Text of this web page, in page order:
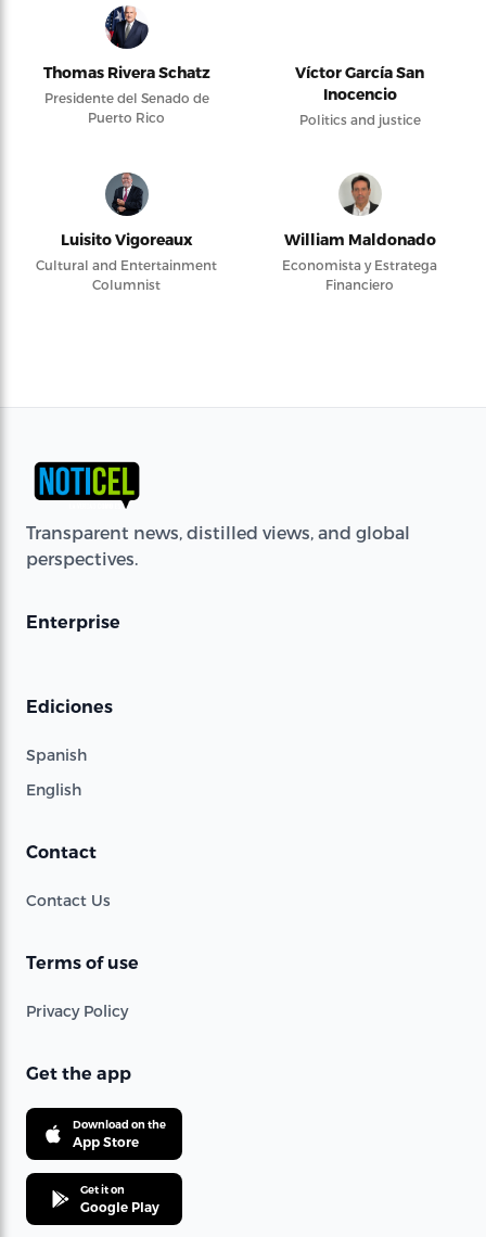
Thomas Rivera Schatz
Presidente del Senado de
Puerto Rico
Víctor García San
Inocencio
Politics and justice
Luisito Vigoreaux
Cultural and Entertainment
Columnist
William Maldonado
Economista y Estratega
Financiero
Transparent news, distilled views, and global
perspectives.
Enterprise
Ediciones
Spanish
English
Contact
Contact Us
Terms of use
Privacy Policy
Get the app
Download on the
App Store
Get it on
Google Play